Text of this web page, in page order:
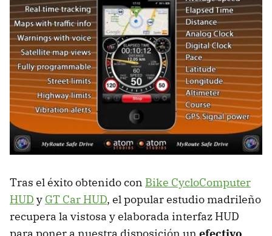
Tras el éxito obtenido con Bike CycloComputer
HUD y GT Car HUD, el popular estudio madrileño
recupera la vistosa y elaborada interfaz HUD